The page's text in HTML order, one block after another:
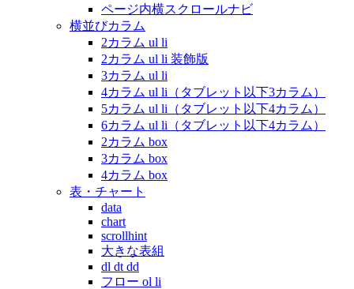
ページ内横スクロールナビ
横並びカラム
2カラム ul li
2カラム ul li 装飾版
3カラム ul li
4カラム ul li（タブレット以下3カラム）
5カラム ul li（タブレット以下4カラム）
6カラム ul li（タブレット以下4カラム）
2カラム box
3カラム box
4カラム box
表・チャート
data
chart
scrollhint
大きな表組
dl dt dd
フロー ol li